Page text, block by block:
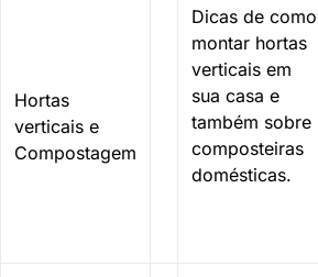
Hortas
verticais e
Compostagem
Dicas de como
montar hortas
verticais em
sua casa e
também sobre
composteiras
domésticas.